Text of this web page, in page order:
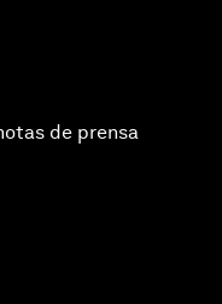
de prensa